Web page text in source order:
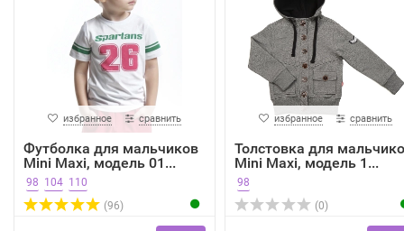
избранное сравнить
Футболка для мальчиков
Mini Maxi, модель 01...
98 104 110
(96)
избранное сравнить
Толстовка для
Mini Maxi, модель 1...
98
(0)